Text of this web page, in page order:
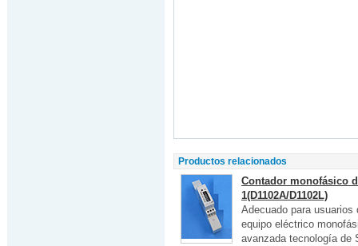
Productos relacionados
Contador monofásico
1(D1102A/D1102L)
Adecuado para
equipo eléctrico
avanzada tecnología de